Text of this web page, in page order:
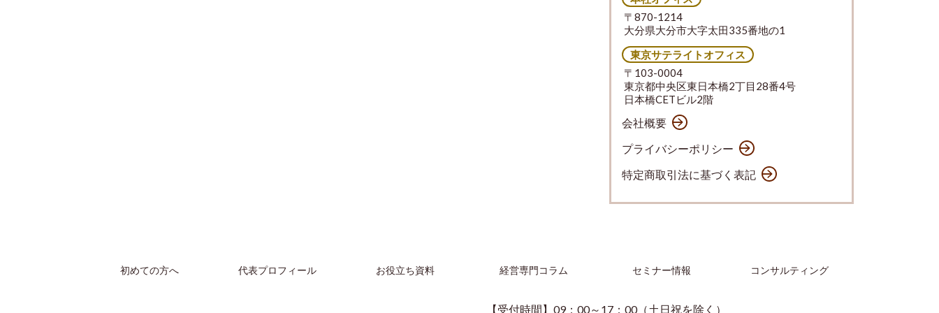
〒870-1214
大分県大分市大字太田335番地の1
東京サテライトオフィス
〒103-0004
東京都中央区東日本橋2丁目28番4号
日本橋CETビル2階
会社概要
プライバシーポリシー
特定商取引法に基づく表記
初めての方へ 代表プロフィール お役立ち資料 経営専門コラム セミナー情報 コンサルティング
【受付時間】09：00～17：00（土日祝を除く）